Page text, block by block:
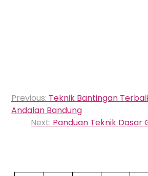
Navigasi
pos
Previous: Teknik Bantingan
Andalan Bandung
Next: Panduan Teknik Dasar